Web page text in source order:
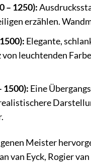
– 1250):
erzählen.
Elegante,
leuchtenden
1500): Eine
Meister
van Eyck, Rogier